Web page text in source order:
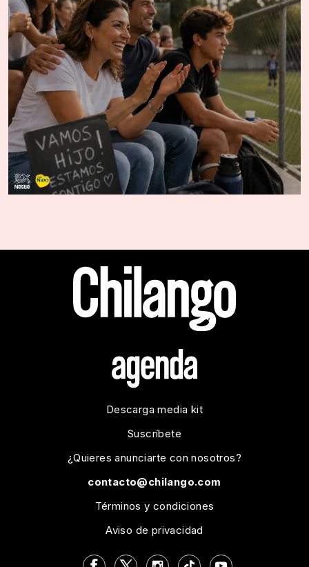
Descarga media kit
Suscríbete
¿Quieres anunciarte con nosotros?
contacto@chilango.com
Términos y condiciones
Aviso de privacidad